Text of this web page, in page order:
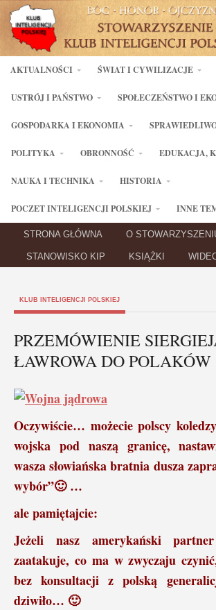
AKTUALNOŚCI ŚWIAT I CYWILIZACJE
USTRÓJ I PAŃSTWO SPOŁECZEŃSTWO I
GOSPODARKA I EKONOMIA
POLITYKA OBRONNOŚĆ EDUKACJA,
NAUKA I TECHNIKA HISTORIA
POCZET INTELIGENCJI POLSKIEJ INNE
STRONA GŁÓWNA O
STANOWISKO KIP KSIĄŻKI
KLUB INTELIGENCJI POLSKIEJ
PRZEMÓWIENIE
ŁAWROWA DO POLAKÓW
Oczywiście… możecie polscy
wojska pod naszą granicę,
wasza słowiańska bratnia dusza
wybór”🙂…
ale pamiętajcie:
Jeżeli nasz amerykański
zaatakuje, co ma w zwyczaju
bez konsultacji z polską
dziwiło… 🙂